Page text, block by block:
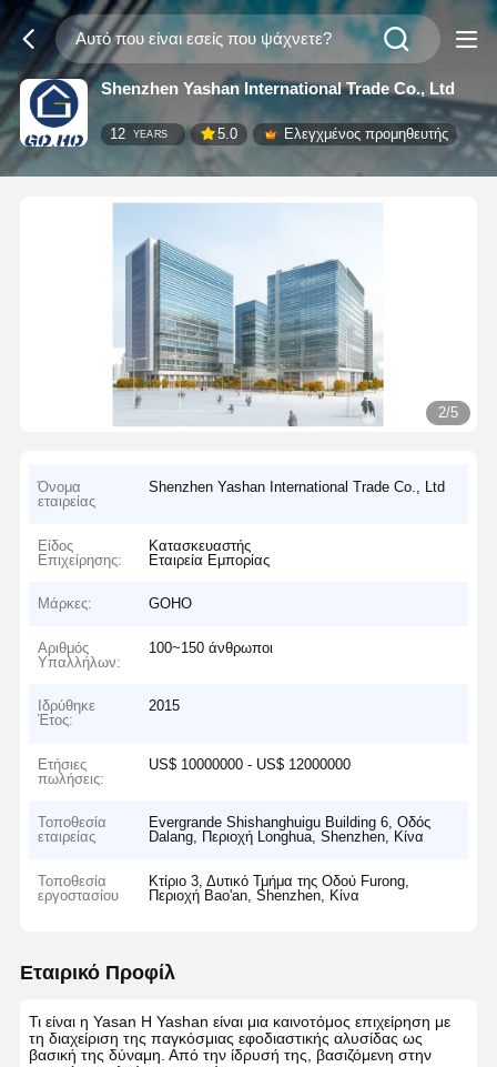
Shenzhen Yashan International Trade Co., Ltd
12 YEARS 5.0 Ελεγχμένος προμηθευτής
2/5
Όνομα
εταιρείας
Shenzhen Yashan International Trade Co., Ltd
Είδος
Επιχείρησης:
Κατασκευαστής
Εταιρεία Εμπορίας
Μάρκες: GOHO
Αριθμός
Υπαλλήλων:
100~150 άνθρωποι
Ιδρύθηκε
Έτος:
2015
Ετήσιες
πωλήσεις:
US$ 10000000 - US$ 12000000
Τοποθεσία
εταιρείας
Evergrande Shishanghuigu Building 6, Οδός
Dalang, Περιοχή Longhua, Shenzhen, Κίνα
Τοποθεσία
εργοστασίου
Κτίριο 3, Δυτικό Τμήμα της Οδού Furong,
Περιοχή Bao'an, Shenzhen, Κίνα
Εταιρικό Προφίλ
Τι είναι η Yasan Η Yashan είναι μια καινοτόμος επιχείρηση με
τη διαχείριση της παγκόσμιας εφοδιαστικής αλυσίδας ως
βασική της δύναμη. Από την ίδρυσή της, βασιζόμενη στην